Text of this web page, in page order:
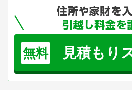
無料 見積もり